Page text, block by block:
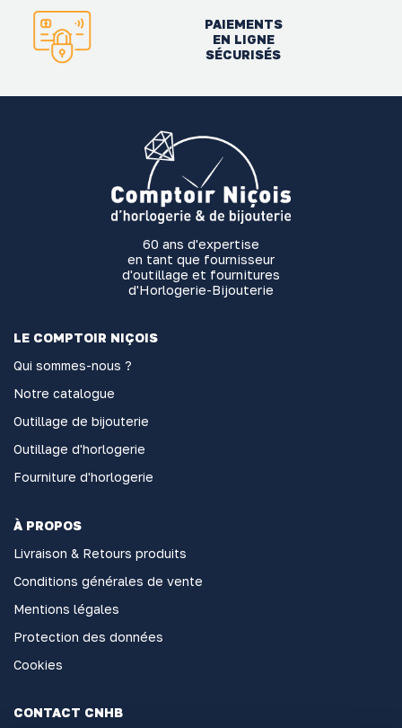
PAIEMENTS
EN LIGNE
SÉCURISÉS
60 ans d'expertise
en tant que fournisseur
d'outillage et fournitures
d'Horlogerie-Bijouterie
LE COMPTOIR NIÇOIS
Qui sommes-nous ?
Notre catalogue
Outillage de bijouterie
Outillage d'horlogerie
Fourniture d'horlogerie
À PROPOS
Livraison & Retours produits
Conditions générales de vente
Mentions légales
Protection des données
Cookies
CONTACT CNHB